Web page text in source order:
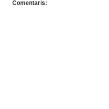
Comentaris: